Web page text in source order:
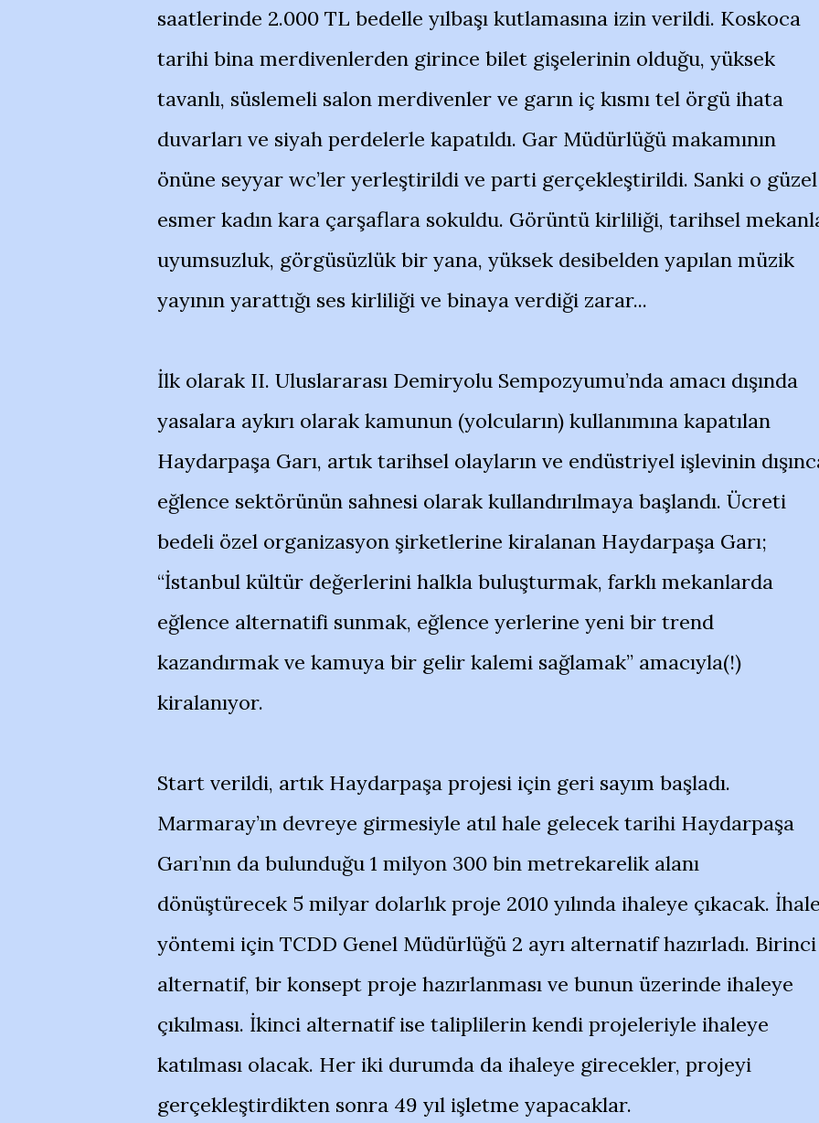
saatlerinde 2.000 TL bedelle yılbaşı kutlamasına izin verildi. Koskoca
tarihi bina merdivenlerden girince bilet gişelerinin olduğu, yüksek
tavanlı, süslemeli salon merdivenler ve garın iç kısmı tel örgü ihata
duvarları ve siyah perdelerle kapatıldı. Gar Müdürlüğü makamının
önüne seyyar wc’ler yerleştirildi ve parti gerçekleştirildi. Sanki o güzel
esmer kadın kara çarşaflara sokuldu. Görüntü kirliliği, tarihsel
uyumsuzluk, görgüsüzlük bir yana, yüksek desibelden yapılan müzik
yayının yarattığı ses kirliliği ve binaya verdiği zarar...
İlk olarak II. Uluslararası Demiryolu Sempozyumu’nda amacı dışında
yasalara aykırı olarak kamunun (yolcuların) kullanımına kapatılan
Haydarpaşa Garı, artık tarihsel olayların ve endüstriyel işlevinin
eğlence sektörünün sahnesi olarak kullandırılmaya başlandı. Ücreti
bedeli özel organizasyon şirketlerine kiralanan Haydarpaşa Garı;
“İstanbul kültür değerlerini halkla buluşturmak, farklı mekanlarda
eğlence alternatifi sunmak, eğlence yerlerine yeni bir trend
kazandırmak ve kamuya bir gelir kalemi sağlamak” amacıyla(!)
kiralanıyor.
Start verildi, artık Haydarpaşa projesi için geri sayım başladı.
Marmaray’ın devreye girmesiyle atıl hale gelecek tarihi Haydarpaşa
Garı’nın da bulunduğu 1 milyon 300 bin metrekarelik alanı
dönüştürecek 5 milyar dolarlık proje 2010 yılında ihaleye çıkacak.
yöntemi için TCDD Genel Müdürlüğü 2 ayrı alternatif hazırladı. Birinci
alternatif, bir konsept proje hazırlanması ve bunun üzerinde ihaleye
çıkılması. İkinci alternatif ise taliplilerin kendi projeleriyle ihaleye
katılması olacak. Her iki durumda da ihaleye girecekler, projeyi
gerçekleştirdikten sonra 49 yıl işletme yapacaklar.